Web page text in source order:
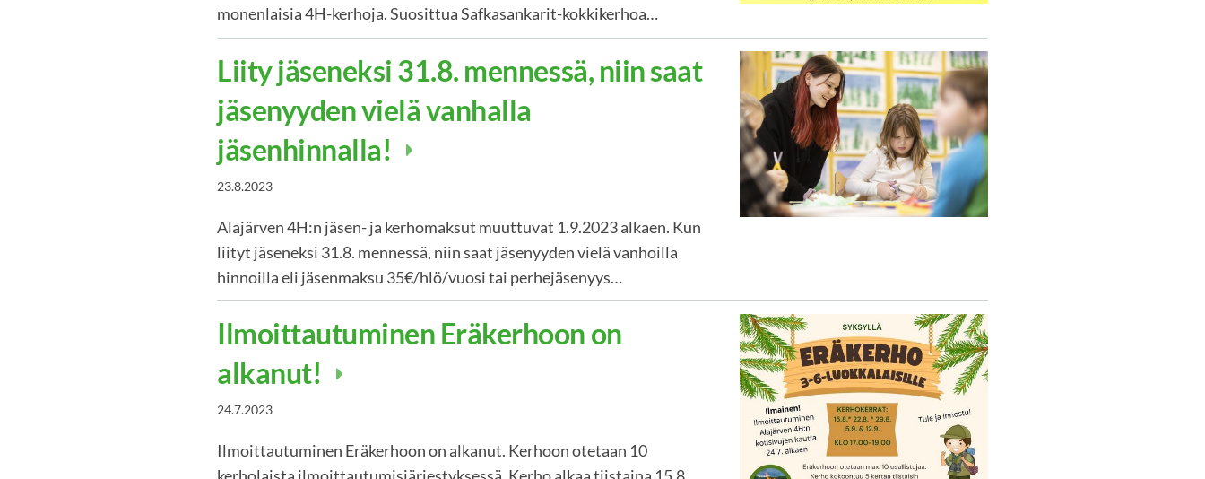
monenlaisia 4H-kerhoja. Suosittua Safkasankarit-kokkikerhoa…
Liity jäseneksi 31.8. mennessä, niin saat
jäsenyyden vielä vanhalla
jäsenhinnalla!
23.8.2023
Alajärven 4H:n jäsen- ja kerhomaksut muuttuvat 1.9.2023 alkaen. Kun
liityt jäseneksi 31.8. mennessä, niin saat jäsenyyden vielä vanhoilla
hinnoilla eli jäsenmaksu 35€/hlö/vuosi tai perhejäsenyys…
Ilmoittautuminen Eräkerhoon on
alkanut!
24.7.2023
Ilmoittautuminen Eräkerhoon on alkanut. Kerhoon otetaan 10